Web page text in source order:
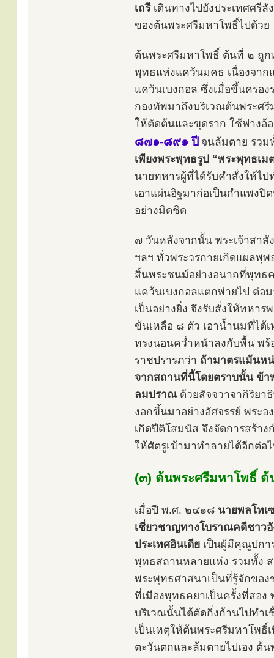
เถรีเดินทางไปยังประเทศศรี
ของต้นพระศรีมหาโพธิ์ไปด้วย
ต้นพระศรีมหาโพธิ์ ต้นที่ ๒ ถู
พุทธแห่งแคว้นมคธ เนื่องจาก
แคว้นเบงกอล ซึ่งเมื่อขึ้นครอ
กองทัพมาถึงบริเวณต้นพระศรี
ให้ตัดต้นและขุดราก ใช้ฟางอ้
๘๗๑-๘๙๑ ปี จนล้มตาย รวม
เพียงพระพุทธรูป “พระพุทธเ
นายทหารผู้ที่ได้รับคำสั่งให้ไป
เอาแผ่นอิฐมาก่อเป็นกำแพงปิ
อย่างมิดชิด
๗ วันหลังจากนั้น พระเจ้าสาสั
ฯลฯ ทั่วพระวรกายเกิดแผลพุพ
สิ้นพระชนม์อย่างอนาถที่พุทธ
แคว้นเบงกอลแตกพ่ายไป ต่อ
เป็นอย่างยิ่ง จึงรับสั่งให้ทหา
ข้นเหลือ ๘ ตัว เอาน้ำนมที่ได้
ทรงนอนคว่ำหน้าลงกับพื้น พร้
ราชปรารภว่า ถ้ามาตรแม้นห
จากสถานที่นี้โดยตราบนั้น ข้า
ลมปราณด้วยสัจจวาจากิริยา
งอกขึ้นมาอย่างอัศจรรย์ พระ
เกิดปีติโสมนัส จึงจัดการสร้า
ให้ศัตรูเข้ามาทำลายได้อีกต่
(๓) ต้นพระศรีมหาโพธิ์ ต้
เมื่อปี พ.ศ. ๒๔๑๘ นายพลโทเ
เชี่ยวชาญทางโบราณคดีชาว
ประเทศอินเดีย เป็นผู้มีคุณูปกา
พุทธสถานหลายแห่ง รวมทั้ง
พระพุทธศาสนาเป็นที่รู้จักของ
ที่เมืองพุทธคยาเป็นครั้งที่สอ
บริเวณนั้นได้ตัดกิ่งก้านไปทำ
เป็นเหตุให้ต้นพระศรีมหาโพ
ตะวันตกและล้มตายไปเอง